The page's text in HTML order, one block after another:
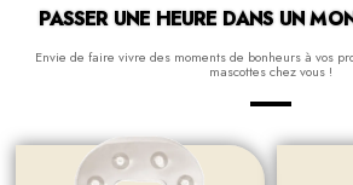
PASSER UNE HEURE DANS UN
Envie de faire vivre des moments de bonheurs à vos
mascottes chez vous !